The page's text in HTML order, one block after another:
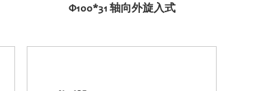
Φ100*31 轴向外旋入式